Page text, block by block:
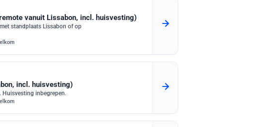
vanuit Lissabon, incl. huisvesting)
standplaats Lissabon of op
incl. huisvesting)
Huisvesting inbegrepen.